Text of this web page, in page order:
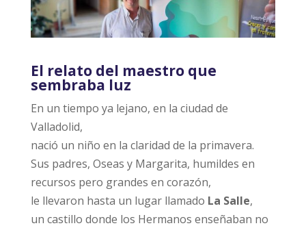
El relato del maestro que
sembraba luz
En un tiempo ya lejano, en la ciudad de
Valladolid,
nació un niño en la claridad de la primavera.
Sus padres, Oseas y Margarita, humildes en
recursos pero grandes en corazón,
le llevaron hasta un lugar llamado La Salle,
un castillo donde los Hermanos enseñaban no